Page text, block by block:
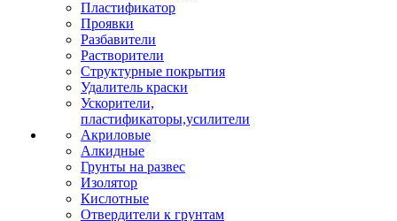
Пластификатор
Проявки
Разбавители
Растворители
Структурные покрытия
Удалитель краски
Ускорители,
пластификаторы,усилители
Акриловые
Алкидные
Грунты на развес
Изолятор
Кислотные
Отвердители к грунтам